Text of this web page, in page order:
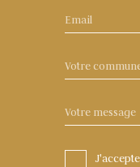
Email
Votre
Votre message